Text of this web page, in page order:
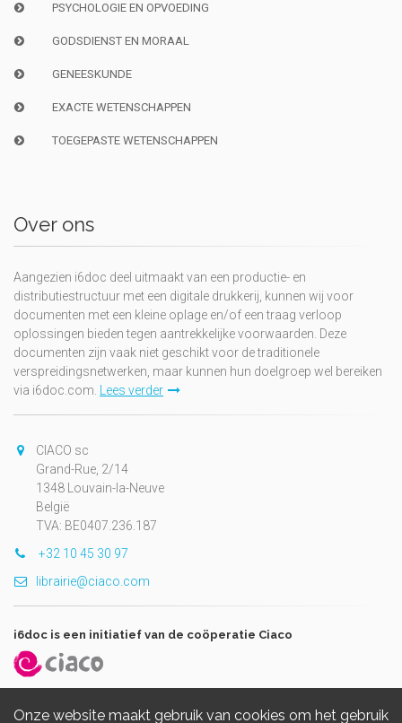
Onze website maakt gebruik van cookies om het gebruik
PSYCHOLOGIE EN OPVOEDING
GODSDIENST EN MORAAL
GENEESKUNDE
EXACTE WETENSCHAPPEN
TOEGEPASTE WETENSCHAPPEN
Over ons
Aangezien i6doc deel uitmaakt van een productie- en
distributiestructuur met een digitale drukkerij, kunnen wij voor
documenten met een kleine oplage en/of een traag verloop
oplossingen bieden tegen aantrekkelijke voorwaarden. Deze
documenten zijn vaak niet geschikt voor de traditionele
verspreidingsnetwerken, maar kunnen hun doelgroep wel bereiken
via i6doc.com. Lees verder
CIACO sc
Grand-Rue, 2/14
1348 Louvain-la-Neuve
België
TVA: BE0407.236.187
+32 10 45 30 97
librairie@ciaco.com
i6doc is een initiatief van de coöperatie Ciaco